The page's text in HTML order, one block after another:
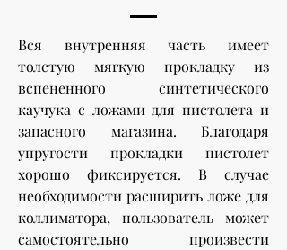
Вся внутренняя часть имеет
толстую мягкую прокладку из
вспененного синтетического
каучука с ложами для пистолета и
запасного магазина. Благодаря
упругости прокладки пистолет
хорошо фиксируется. В случае
необходимости расширить ложе для
коллиматора, пользователь может
самостоятельно произвести